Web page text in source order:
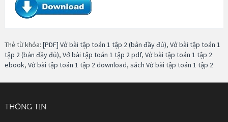
Thẻ từ khóa: [PDF] Vở bài tập toán 1 tập 2 (bản đầy đủ), Vở bài tập toán 1
tập 2 (bản đầy đủ), Vở bài tập toán 1 tập 2 pdf, Vở bài tập toán 1 tập 2
ebook, Vở bài tập toán 1 tập 2 download, sách Vở bài tập toán 1 tập 2
THÔNG TIN